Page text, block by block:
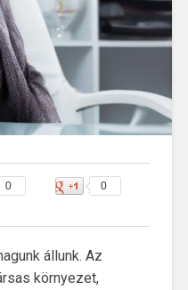
0
0
állunk. Az
környezet,